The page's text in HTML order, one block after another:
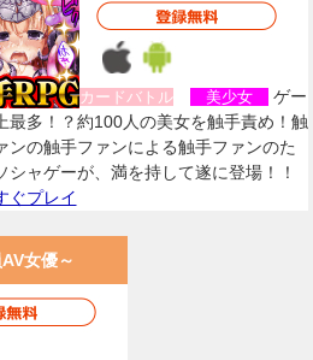
カードバトル 美少女
ゲー
最多！？約100人の美女を触手責め！触
ンの触手ファンによる触手ファンのた
シャゲーが、満を持して遂に登場！！
ぐプレイ
女優～